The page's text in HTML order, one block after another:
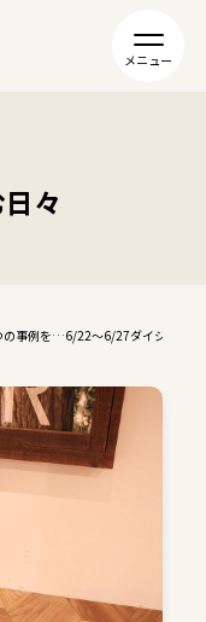
々
事例を…6/22〜6/27ダイジェスト